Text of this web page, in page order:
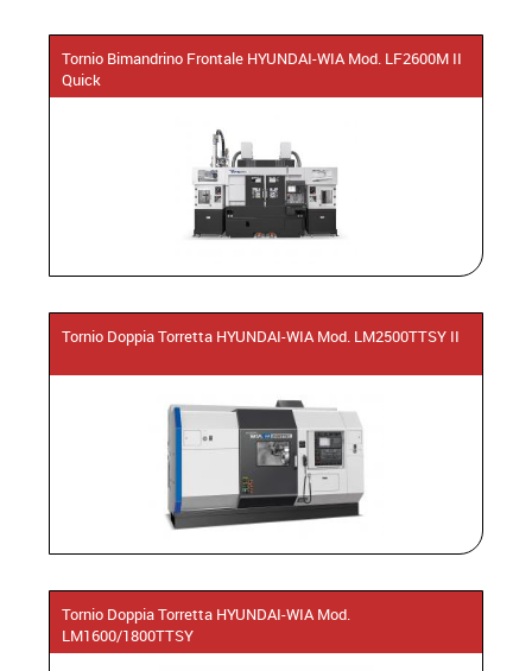
Tornio Bimandrino Frontale HYUNDAI-WIA Mod. LF2600M II
Quick
Tornio Doppia Torretta HYUNDAI-WIA Mod. LM2500TTSY II
Tornio Doppia Torretta HYUNDAI-WIA Mod.
LM1600/1800TTSY